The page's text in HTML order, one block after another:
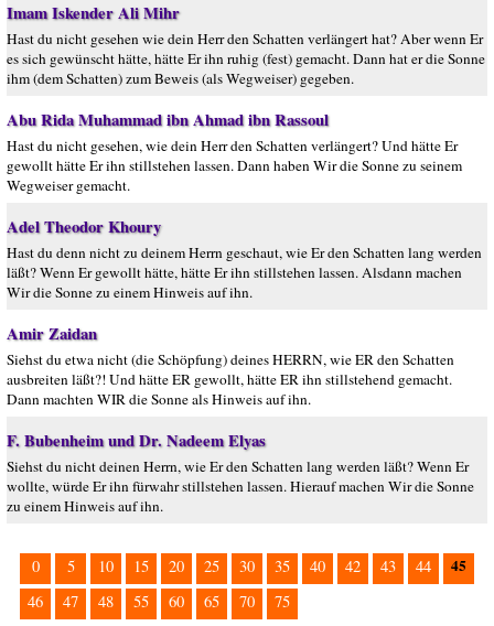
Imam Iskender Ali Mihr
Hast du nicht gesehen wie dein Herr den Schatten verlängert hat? Aber wenn Er
es sich gewünscht hätte, hätte Er ihn ruhig (fest) gemacht. Dann hat er die Sonne
ihm (dem Schatten) zum Beweis (als Wegweiser) gegeben.
Abu Rida Muhammad ibn Ahmad ibn Rassoul
Hast du nicht gesehen, wie dein Herr den Schatten verlängert? Und hätte Er
gewollt hätte Er ihn stillstehen lassen. Dann haben Wir die Sonne zu seinem
Wegweiser gemacht.
Adel Theodor Khoury
Hast du denn nicht zu deinem Herrn geschaut, wie Er den Schatten lang werden
läßt? Wenn Er gewollt hätte, hätte Er ihn stillstehen lassen. Alsdann machen
Wir die Sonne zu einem Hinweis auf ihn.
Amir Zaidan
Siehst du etwa nicht (die Schöpfung) deines HERRN, wie ER den Schatten
ausbreiten läßt?! Und hätte ER gewollt, hätte ER ihn stillstehend gemacht.
Dann machten WIR die Sonne als Hinweis auf ihn.
F. Bubenheim und Dr. Nadeem Elyas
Siehst du nicht deinen Herrn, wie Er den Schatten lang werden läßt? Wenn Er
wollte, würde Er ihn fürwahr stillstehen lassen. Hierauf machen Wir die Sonne
zu einem Hinweis auf ihn.
0 5 10 15 20 25 30 35 40 42 43 44 45
46 47 48 55 60 65 70 75